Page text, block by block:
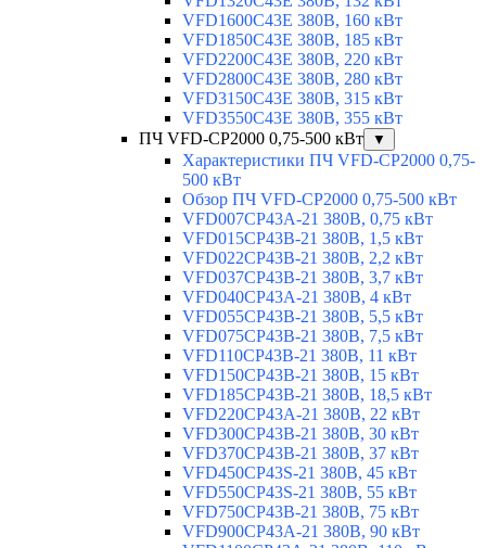
VFD1600C43E 380В, 160 кВт
VFD1850C43E 380В, 185 кВт
VFD2200C43E 380В, 220 кВт
VFD2800C43E 380В, 280 кВт
VFD3150C43E 380В, 315 кВт
VFD3550C43E 380В, 355 кВт
ПЧ VFD-CP2000 0,75-500 кВт
▼
Характеристики ПЧ VFD-CP2000 0,75-
500 кВт
Обзор ПЧ VFD-CP2000 0,75-500 кВт
VFD007CP43A-21 380В, 0,75 кВт
VFD015CP43B-21 380В, 1,5 кВт
VFD022CP43B-21 380В, 2,2 кВт
VFD037CP43B-21 380В, 3,7 кВт
VFD040CP43A-21 380В, 4 кВт
VFD055CP43B-21 380В, 5,5 кВт
VFD075CP43B-21 380В, 7,5 кВт
VFD110CP43B-21 380В, 11 кВт
VFD150CP43B-21 380В, 15 кВт
VFD185CP43B-21 380В, 18,5 кВт
VFD220CP43A-21 380В, 22 кВт
VFD300CP43B-21 380В, 30 кВт
VFD370CP43B-21 380В, 37 кВт
VFD450CP43S-21 380В, 45 кВт
VFD550CP43S-21 380В, 55 кВт
VFD750CP43B-21 380В, 75 кВт
VFD900CP43A-21 380В, 90 кВт